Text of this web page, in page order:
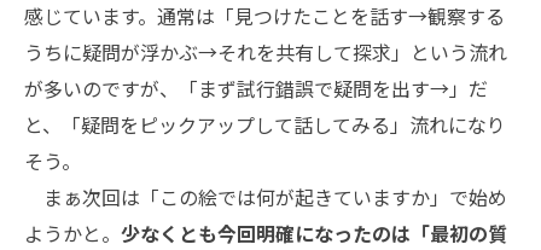
感じています。通常は「見つけたことを話す→観察する
うちに疑問が浮かぶ→それを共有して探求」という流れ
が多いのですが、「まず試行錯誤で疑問を出す→」だ
と、「疑問をピックアップして話してみる」流れになり
そう。
まぁ次回は「この絵では何が起きていますか」で始め
ようかと。 少なくとも今回明確になったのは「最初の質